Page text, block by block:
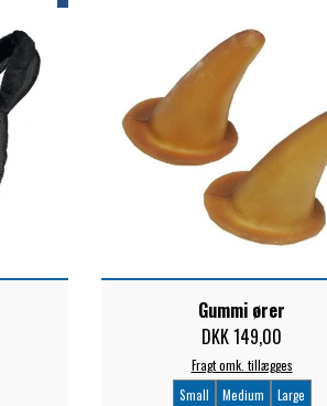
Gummi ører
DKK 149,00
Fragt omk. tillægges
Small
Medium Large